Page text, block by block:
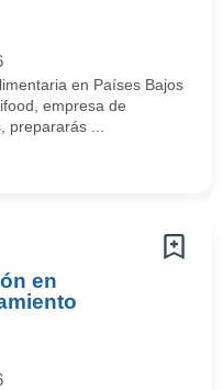
en Países Bajos
empresa de
...
en